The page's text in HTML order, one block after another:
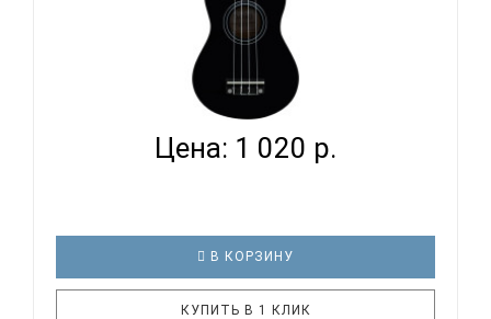
DAVINCI VINS-10 BK - УКУЛЕЛЕ СОПРАНО...
Цена: 1 020 р.
В КОРЗИНУ
КУПИТЬ В 1 КЛИК